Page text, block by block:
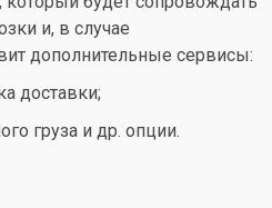
и, в случае
дополнительные сервисы:
доставки;
груза и др. опции.